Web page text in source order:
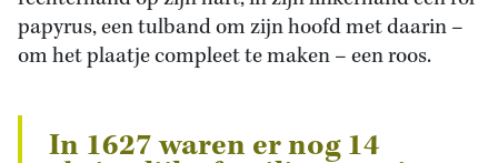
papyrus, een tulband om zijn hoofd met daarin –
om het plaatje compleet te maken – een roos.
In 1627 waren er nog 14